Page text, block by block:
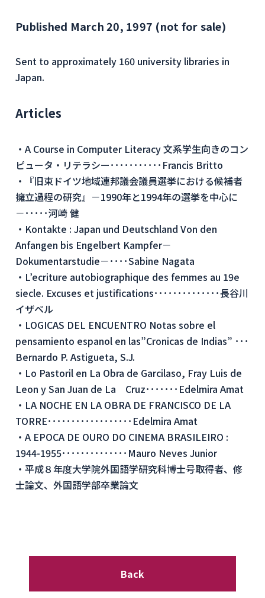
Published March 20, 1997 (not for sale)
Sent to approximately 160 university libraries in
Japan.
Articles
・A Course in Computer Literacy 文系学生向きのコン
ピュータ・リテラシー･･･････････Francis Britto
・『旧東ドイツ地域連邦議会議員選挙における候補者
擁立過程の研究』－1990年と1994年の選挙を中心に
－･････河崎 健
・Kontakte : Japan und Deutschland Von den
Anfangen bis Engelbert Kampfer－
Dokumentarstudie－････Sabine Nagata
・L’ecriture autobiographique des femmes au 19e
siecle. Excuses et justifications･･････････････長谷川
イザベル
・LOGICAS DEL ENCUENTRO Notas sobre el
pensamiento espanol en las”Cronicas de Indias” ･･･
Bernardo P. Astigueta, S.J.
・Lo Pastoril en La Obra de Garcilaso, Fray Luis de
Leon y San Juan de La Cruz･･･････Edelmira Amat
・LA NOCHE EN LA OBRA DE FRANCISCO DE LA
TORRE･･････････････････Edelmira Amat
・A EPOCA DE OURO DO CINEMA BRASILEIRO :
1944-1955･･････････････Mauro Neves Junior
・平成８年度大学院外国語学研究科博士号取得者、修
士論文、外国語学部卒業論文
Back